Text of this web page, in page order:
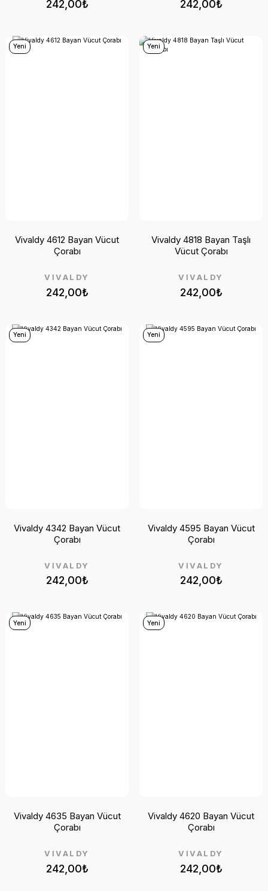
242,00₺ 242,00₺
Yeni
242,00₺
VİVALDY
Vivaldy 4612 Bayan Vücut
Çorabı
Yeni
242,00₺
VİVALDY
Vivaldy 4818 Bayan Taşlı
Vücut Çorabı
Yeni
242,00₺
VİVALDY
Vivaldy 4342 Bayan Vücut
Çorabı
Yeni
242,00₺
VİVALDY
Vivaldy 4595 Bayan Vücut
Çorabı
Yeni
242,00₺
VİVALDY
Vivaldy 4635 Bayan Vücut
Çorabı
Yeni
242,00₺
VİVALDY
Vivaldy 4620 Bayan Vücut
Çorabı